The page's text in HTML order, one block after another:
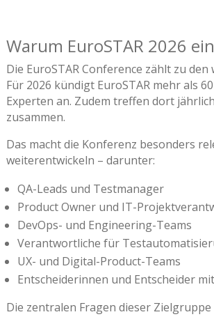
Warum EuroSTAR 2026
Die EuroSTAR Conference zählt zu
Für 2026 kündigt EuroSTAR mehr als
Experten an. Zudem treffen dort
zusammen.
Das macht die Konferenz besonders
weiterentwickeln – darunter:
QA-Leads und Testmanager
Product Owner und IT-
DevOps- und Engineering-Teams
Verantwortliche für
UX- und Digital-Product-Teams
Entscheiderinnen und Entscheider
Die zentralen Fragen dieser Zielgruppe